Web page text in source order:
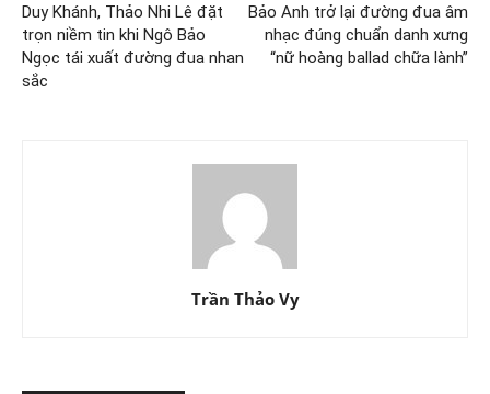
Duy Khánh, Thảo Nhi Lê đặt
trọn niềm tin khi Ngô Bảo
Ngọc tái xuất đường đua nhan
sắc
Bảo Anh trở lại đường đua âm
nhạc đúng chuẩn danh xưng
“nữ hoàng ballad chữa lành”
Trần Thảo Vy